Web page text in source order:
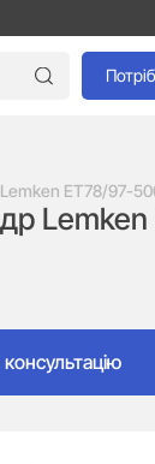
Lemken ЕТ78/97-